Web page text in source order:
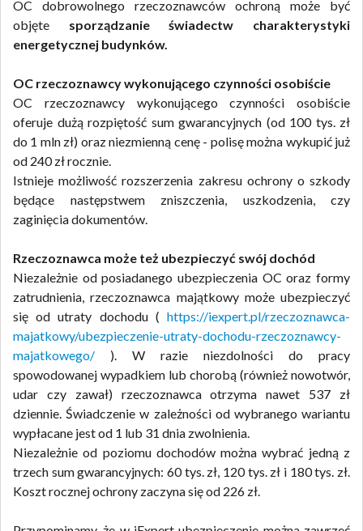
OC dobrowolnego rzeczoznawców ochroną może być
objęte sporządzanie świadectw charakterystyki
energetycznej budynków.
OC rzeczoznawcy wykonującego czynności osobiście
OC rzeczoznawcy wykonującego czynności osobiście
oferuje dużą rozpiętość sum gwarancyjnych (od 100 tys. zł
do 1 mln zł) oraz niezmienną cenę - polisę można wykupić już
od 240 zł rocznie.
Istnieje możliwość rozszerzenia zakresu ochrony o szkody
będące następstwem zniszczenia, uszkodzenia, czy
zaginięcia dokumentów.
Rzeczoznawca może też ubezpieczyć swój dochód
Niezależnie od posiadanego ubezpieczenia OC oraz formy
zatrudnienia, rzeczoznawca majątkowy może ubezpieczyć
się od utraty dochodu ( https://iexpert.pl/rzeczoznawca-
majatkowy/ubezpieczenie-utraty-dochodu-rzeczoznawcy-
majatkowego/ ). W razie niezdolności do pracy
spowodowanej wypadkiem lub chorobą (również nowotwór,
udar czy zawał) rzeczoznawca otrzyma nawet 537 zł
dziennie. Świadczenie w zależności od wybranego wariantu
wypłacane jest od 1 lub 31 dnia zwolnienia.
Niezależnie od poziomu dochodów można wybrać jedną z
trzech sum gwarancyjnych: 60 tys. zł, 120 tys. zł i 180 tys. zł.
Koszt rocznej ochrony zaczyna się od 226 zł.